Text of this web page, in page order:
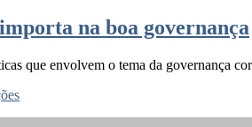
na boa governança
que envolvem o tema da governança